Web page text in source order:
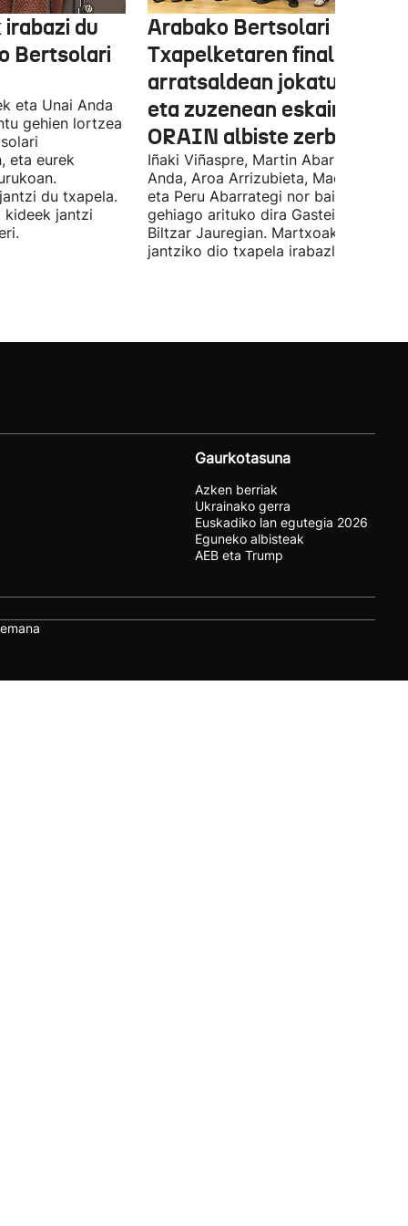
du
Bertsolari
eta Unai Anda
gehien lortzea
eta eurek
du txapela.
jantzi
Arabako Bertsolari
Txapelketaren finala gaur
arratsaldean jokatuko da
eta zuzenean eskainiko du
ORAIN albiste zerbitzuak
Iñaki Viñaspre, Martin Abarrategi,
Anda, Aroa Arrizubieta, Maddi Agirre
eta Peru Abarrategi nor baino nor
gehiago arituko dira Gasteizen,
Biltzar Jauregian. Martxoak 3
jantziko dio txapela irabazleari.
Gaurkotasuna
Azken berriak
Ukrainako gerra
Euskadiko lan egutegia 2026
Eguneko albisteak
AEB eta Trump